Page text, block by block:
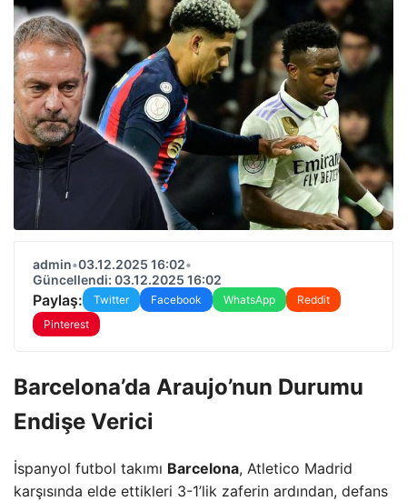
admin•03.12.2025 16:02•
Güncellendi: 03.12.2025 16:02
Paylaş: Twitter Facebook WhatsApp
Reddit
Pinterest
Barcelona’da Araujo’nun Durumu
Endişe Verici
İspanyol futbol takımı Barcelona, Atletico Madrid
karşısında elde ettikleri 3-1’lik zaferin ardından, defans